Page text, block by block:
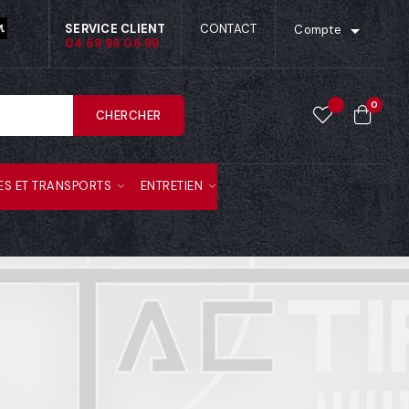
SERVICE CLIENT
04 69 96 06 99
CONTACT Compte 
CHERCHER
0
ET TRANSPORTS ENTRETIEN